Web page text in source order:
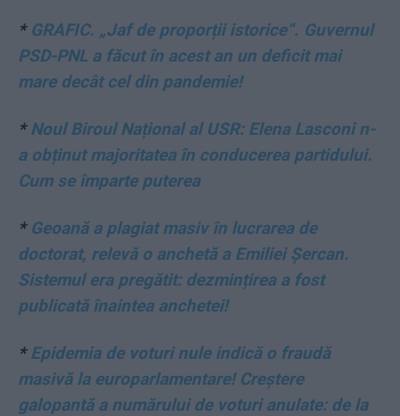
* GRAFIC. „Jaf de proporții istorice“. Guvernul
PSD-PNL a făcut în acest an un deficit mai
mare decât cel din pandemie!
* Noul Biroul Național al USR: Elena Lasconi n-
a obținut majoritatea în conducerea partidului.
Cum se împarte puterea
* Geoană a plagiat masiv în lucrarea de
doctorat, relevă o anchetă a Emiliei Șercan.
Sistemul era pregătit: dezmințirea a fost
publicată înaintea anchetei!
* Epidemia de voturi nule indică o fraudă
masivă la europarlamentare! Creștere
galopantă a numărului de voturi anulate: de la